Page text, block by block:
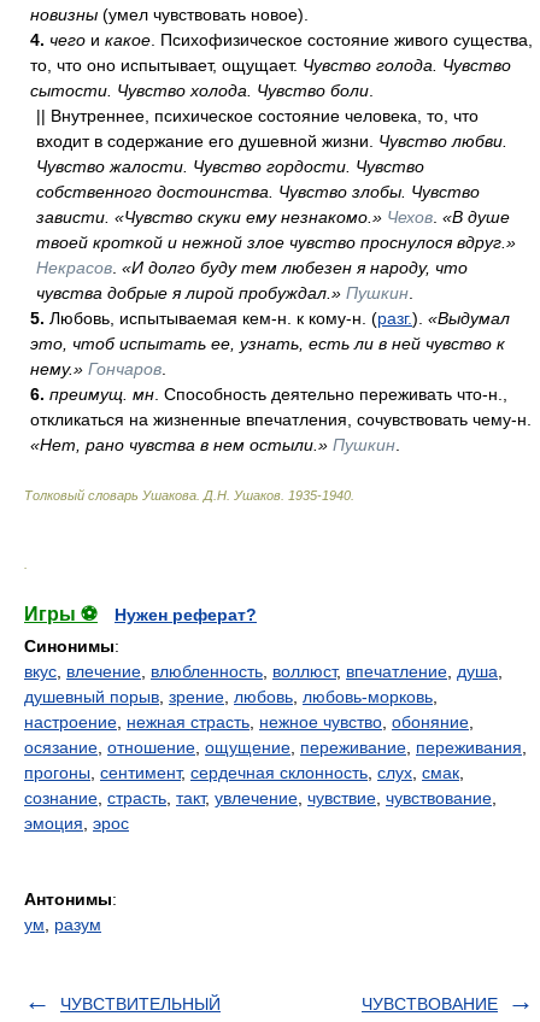
новизны (умел чувствовать новое).
4. чего и какое . Психофизическое состояние живого существа,
то, что оно испытывает, ощущает. Чувство голода. Чувство
сытости. Чувство холода. Чувство боли
|| Внутреннее, психическое состояние человека, то, что
входит в содержание его душевной жизни. Чувство любви.
Чувство жалости. Чувство гордости. Чувство
собственного достоинства. Чувство злобы. Чувство
зависти. «Чувство скуки ему незнакомо.» Чехов «В душе
твоей кроткой и нежной злое чувство проснулося вдруг.»
Некрасов «И долго буду тем любезен я народу, что
чувства добрые я лирой пробуждал.» Пушкин
5. Любовь, испытываемая кем-н. к кому-н. (разг.). «Выдумал
это, чтоб испытать ее, узнать, есть ли в ней чувство к
нему.» Гончаров
6. преимущ. мн . Способность деятельно переживать что-н.,
откликаться на жизненные впечатления, сочувствовать чему-н.
«Нет, рано чувства в нем остыли.» Пушкин
Толковый словарь Ушакова Д.Н. Ушаков. 1935-1940
Игры ⚽
Нужен реферат?
Синонимы:
вкус влечение влюбленность воллюст, впечатление душа
душевный порыв зрение любовь любовь-морковь
настроение нежная страсть нежное чувство обоняние
осязание отношение ощущение переживание переживания
прогоны сентимент, сердечная склонность слух смак
сознание страсть такт, увлечение чувствие чувствование
эмоция эрос
Антонимы:
ум
разум
ЧУВСТВИТЕЛЬНЫЙ ЧУВСТВОВАНИЕ